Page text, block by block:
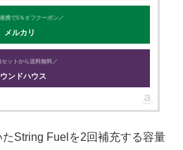
携で5％オフクーポン／
メルカリ
セットから送料無料／
ンドハウス
String Fuelを2回補充する容量